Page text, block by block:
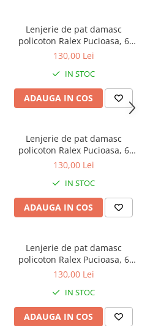
Lenjerie de pat damasc
policoton Ralex Pucioasa, 6
piese, cearceaf cu elastic, roz
discrete
130,00 Lei
IN STOC
ADAUGA IN COS
Lenjerie de pat damasc
policoton Ralex Pucioasa, 6
piese, cearceaf cu elastic, roz
130,00 Lei
IN STOC
ADAUGA IN COS
Lenjerie de pat damasc
policoton Ralex Pucioasa, 6
piese, cearceaf cu elastic, alb
discrete
130,00 Lei
IN STOC
ADAUGA IN COS